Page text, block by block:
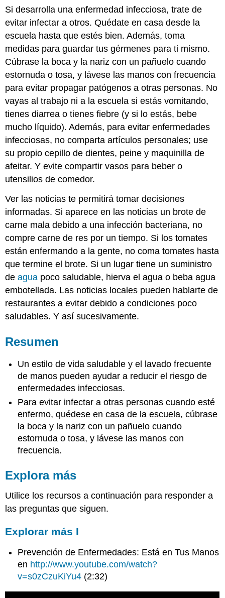
Si desarrolla una enfermedad infecciosa, trate de
evitar infectar a otros. Quédate en casa desde la
escuela hasta que estés bien. Además, toma
medidas para guardar tus gérmenes para ti mismo.
Cúbrase la boca y la nariz con un pañuelo cuando
estornuda o tosa, y lávese las manos con frecuencia
para evitar propagar patógenos a otras personas. No
vayas al trabajo ni a la escuela si estás vomitando,
tienes diarrea o tienes fiebre (y si lo estás, bebe
mucho líquido). Además, para evitar enfermedades
infecciosas, no comparta artículos personales; use
su propio cepillo de dientes, peine y maquinilla de
afeitar. Y evite compartir vasos para beber o
utensilios de comedor.
Ver las noticias te permitirá tomar decisiones
informadas. Si aparece en las noticias un brote de
carne mala debido a una infección bacteriana, no
compre carne de res por un tiempo. Si los tomates
están enfermando a la gente, no coma tomates hasta
que termine el brote. Si un lugar tiene un suministro
deagua poco saludable, hierva el agua o beba agua
embotellada. Las noticias locales pueden hablarte de
restaurantes a evitar debido a condiciones poco
saludables. Y así sucesivamente.
Resumen
Un estilo de vida saludable y el lavado frecuente
de manos pueden ayudar a reducir el riesgo de
enfermedades infecciosas.
Para evitar infectar a otras personas cuando esté
enfermo, quédese en casa de la escuela, cúbrase
la boca y la nariz con un pañuelo cuando
estornuda o tosa, y lávese las manos con
frecuencia.
Explora más
Utilice los recursos a continuación para responder a
las preguntas que siguen.
Explorar más I
Prevención de Enfermedades: Está en Tus Manos
en http://www.youtube.com/watch?
v=s0zCzuKiYu4 (2:32)